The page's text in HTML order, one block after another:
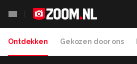
Ontdekken Gekozen door ons